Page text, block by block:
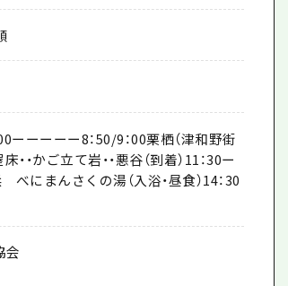
ーーーーー8：50/9：00栗栖（津和野街
・・かご立て岩・・悪谷（到着）11：30ー
にまんさくの湯（入浴・昼食）14：30
会